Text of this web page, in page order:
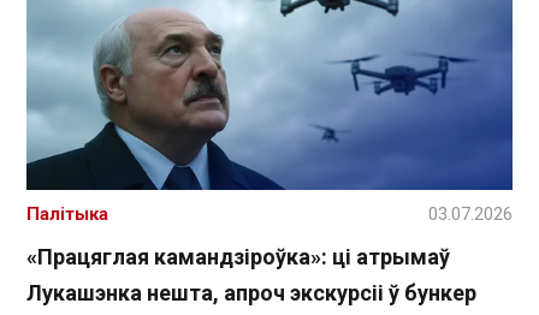
«Працяглая камандзіроўка»: ці атрымаў
Лукашэнка нешта, апроч экскурсіі ў бункер
Палітыка 03.07.2026